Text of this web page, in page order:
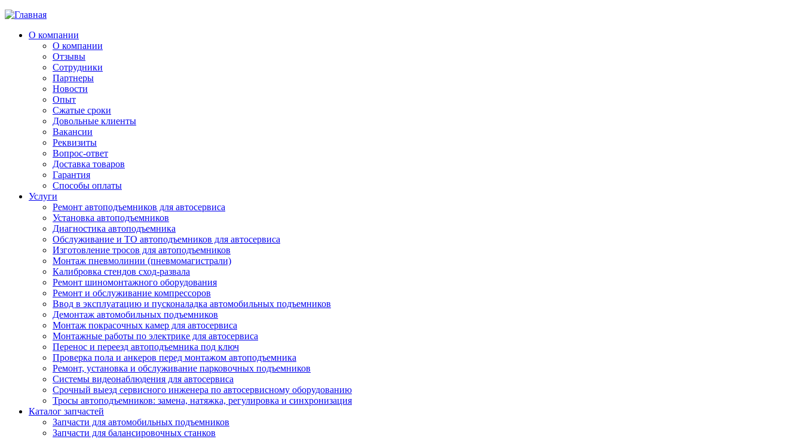
О компании
О компании
Отзывы
Сотрудники
Партнеры
Новости
Опыт
Сжатые сроки
Довольные клиенты
Вакансии
Реквизиты
Вопрос-ответ
Доставка товаров
Гарантия
Способы оплаты
Услуги
Ремонт автоподъемников для автосервиса
Установка автоподъемников
Диагностика автоподъемника
Обслуживание и ТО автоподъемников для автосервиса
Изготовление тросов для автоподъемников
Монтаж пневмолинии (пневмомагистрали)
Калибровка стендов сход-развала
Ремонт шиномонтажного оборудования
Ремонт и обслуживание компрессоров
Ввод в эксплуатацию и пусконаладка автомобильных подъемников
Демонтаж автомобильных подъемников
Монтаж покрасочных камер для автосервиса
Монтажные работы по электрике для автосервиса
Перенос и переезд автоподъемника под ключ
Проверка пола и анкеров перед монтажом автоподъемника
Ремонт, установка и обслуживание парковочных подъемников
Системы видеонаблюдения для автосервиса
Срочный выезд сервисного инженера по автосервисному оборудованию
Тросы автоподъемников: замена, натяжка, регулировка и синхронизация
Каталог запчастей
Запчасти для автомобильных подъемников
Запчасти для балансировочных станков